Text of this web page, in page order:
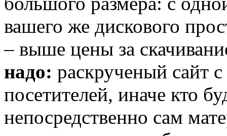
вашего же дискового
– выше цены за
надо: раскрученый сайт
посетителей, иначе кто
непосредственно сам